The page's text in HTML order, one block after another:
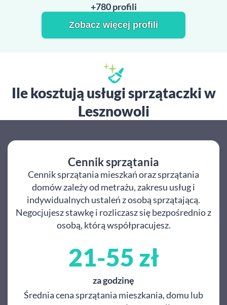
+780 profili
Zobacz więcej profili
Ile kosztują usługi sprzątaczki w
Lesznowoli
Cennik sprzątania
Cennik sprzątania mieszkań oraz sprzątania
domów zależy od metrażu, zakresu usług i
indywidualnych ustaleń z osobą sprzątającą.
Negocjujesz stawkę i rozliczasz się bezpośrednio z
osobą, którą współpracujesz.
21-55 zł
za godzinę
Średnia cena sprzątania mieszkania, domu lub